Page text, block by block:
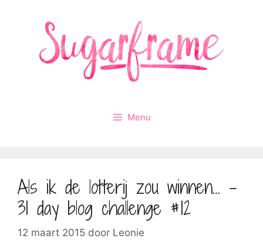
Menu
Als ik de lotterij zou winnen… –
31 day blog challenge #12
12 maart 2015 door Leonie